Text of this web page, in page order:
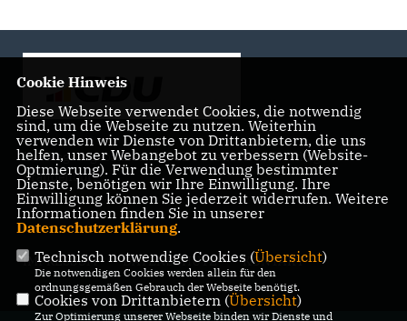
Landtagsabgeordnete der CDU Fraktion im Landtag
Brandenburg
IMPRESSUM DATENSCHUTZ KONTAKT
Cookie Hinweis
Diese Webseite verwendet Cookies, die notwendig
sind, um die Webseite zu nutzen. Weiterhin
verwenden wir Dienste von Drittanbietern, die uns
helfen, unser Webangebot zu verbessern (Website-
Optmierung). Für die Verwendung bestimmter
Dienste, benötigen wir Ihre Einwilligung. Ihre
Einwilligung können Sie jederzeit widerrufen. Weitere
Informationen finden Sie in unserer
Datenschutzerklärung.
Technisch notwendige Cookies (Übersicht)
Die notwendigen Cookies werden allein für den
ordnungsgemäßen Gebrauch der Webseite benötigt.
Cookies von Drittanbietern (Übersicht)
Zur Optimierung unserer Webseite binden wir Dienste und